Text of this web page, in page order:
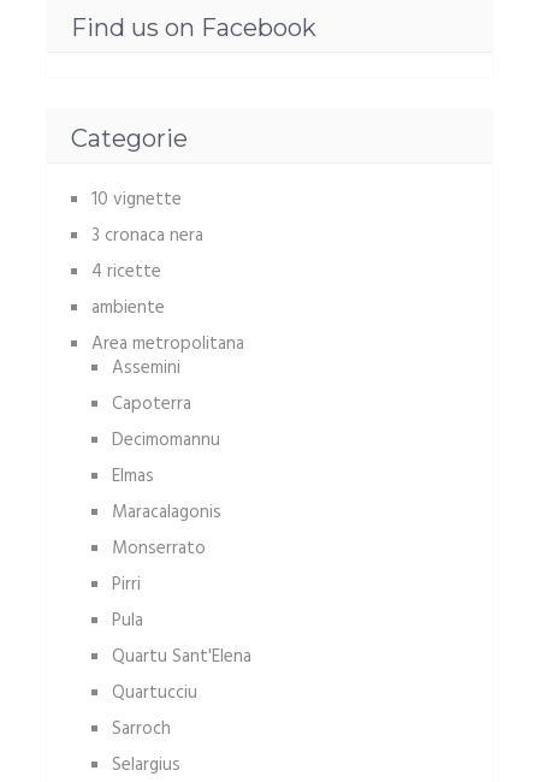
Find us on Facebook
Categorie
10 vignette
3 cronaca nera
4 ricette
ambiente
Area metropolitana
Assemini
Capoterra
Decimomannu
Elmas
Maracalagonis
Monserrato
Pirri
Pula
Quartu Sant'Elena
Quartucciu
Sarroch
Selargius